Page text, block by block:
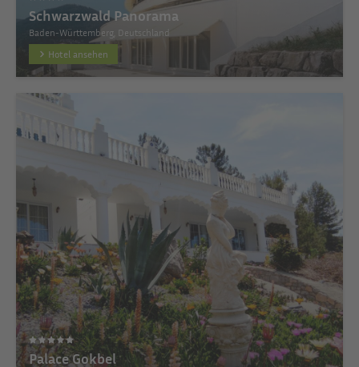
Schwarzwald Panorama
Baden-Württemberg, Deutschland
Hotel ansehen
Palace Gokbel